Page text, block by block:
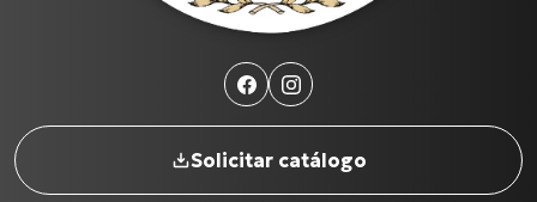
Solicitar catálogo